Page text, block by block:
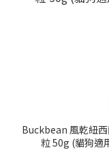
Buckbean 風乾紐
粒 50g (貓狗適